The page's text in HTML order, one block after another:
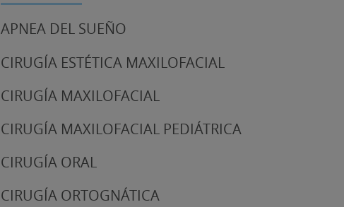
APNEA DEL SUEÑO
CIRUGÍA ESTÉTICA MAXILOFACIAL
CIRUGÍA MAXILOFACIAL
CIRUGÍA MAXILOFACIAL PEDIÁTRICA
CIRUGÍA ORAL
CIRUGÍA ORTOGNÁTICA